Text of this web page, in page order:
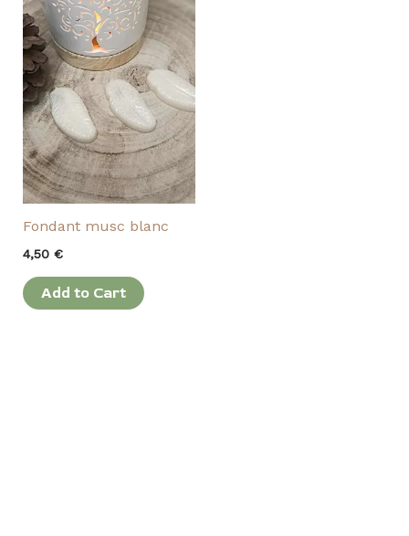
Fondant musc blanc
4,50 €
Add to Cart